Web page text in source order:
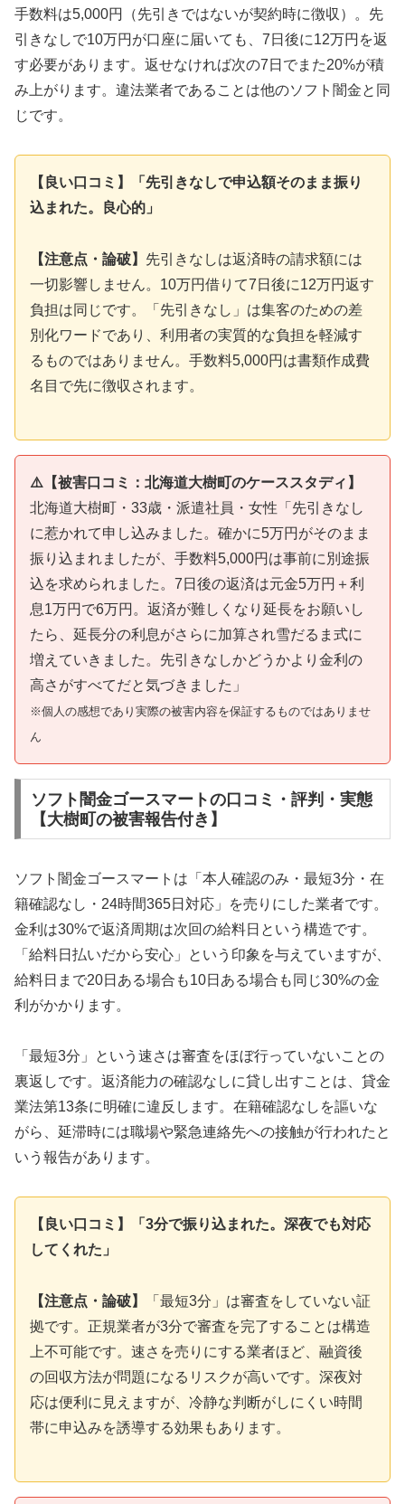
手数料は5,000円（先引きではないが契約時に徴収）。先
引きなしで10万円が口座に届いても、7日後に12万円を返
す必要があります。返せなければ次の7日でまた20%が積
み上がります。違法業者であることは他のソフト闇金と同
じです。
【良い口コミ】「先引きなしで申込額そのまま振り
込まれた。良心的」
【注意点・論破】 先引きなしは返済時の請求額には
一切影響しません。10万円借りて7日後に12万円返す
負担は同じです。「先引きなし」は集客のための差
別化ワードであり、利用者の実質的な負担を軽減す
るものではありません。手数料5,000円は書類作成費
名目で先に徴収されます。
⚠️【被害口コミ：北海道大樹町のケーススタディ】
北海道大樹町・33歳・派遣社員・女性「先引きなし
に惹かれて申し込みました。確かに5万円がそのまま
振り込まれましたが、手数料5,000円は事前に別途振
込を求められました。7日後の返済は元金5万円＋利
息1万円で6万円。返済が難しくなり延長をお願いし
たら、延長分の利息がさらに加算され雪だるま式に
増えていきました。先引きなしかどうかより金利の
高さがすべてだと気づきました」
※個人の感想であり実際の被害内容を保証するものではありませ
ん
ソフト闇金ゴースマートの口コミ・評判・実態
【大樹町の被害報告付き】
ソフト闇金ゴースマートは「本人確認のみ・最短3分・在
籍確認なし・24時間365日対応」を売りにした業者です。
金利は30%で返済周期は次回の給料日という構造です。
「給料日払いだから安心」という印象を与えていますが、
給料日まで20日ある場合も10日ある場合も同じ30%の金
利がかかります。
「最短3分」という速さは審査をほぼ行っていないことの
裏返しです。返済能力の確認なしに貸し出すことは、貸金
業法第13条に明確に違反します。在籍確認なしを謳いな
がら、延滞時には職場や緊急連絡先への接触が行われたと
いう報告があります。
【良い口コミ】「3分で振り込まれた。深夜でも対応
してくれた」
【注意点・論破】
「最短3分」は審査をしていない証
拠です。正規業者が3分で審査を完了することは構造
上不可能です。速さを売りにする業者ほど、融資後
の回収方法が問題になるリスクが高いです。深夜対
応は便利に見えますが、冷静な判断がしにくい時間
帯に申込みを誘導する効果もあります。